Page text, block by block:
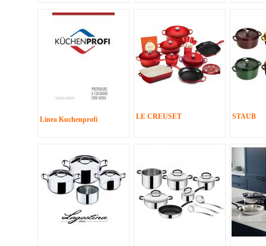
Linea Kuchenprofi LE CREUSET STAUB